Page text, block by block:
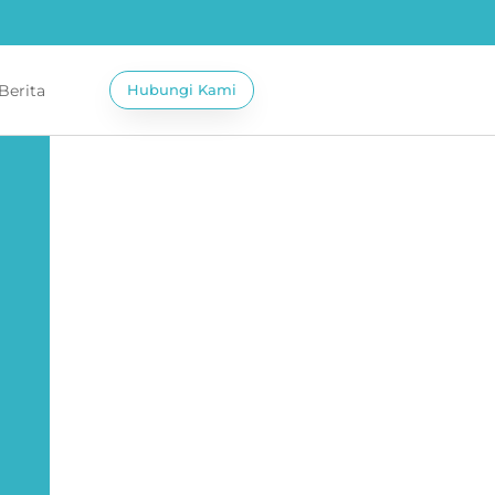
Hubungi Kami